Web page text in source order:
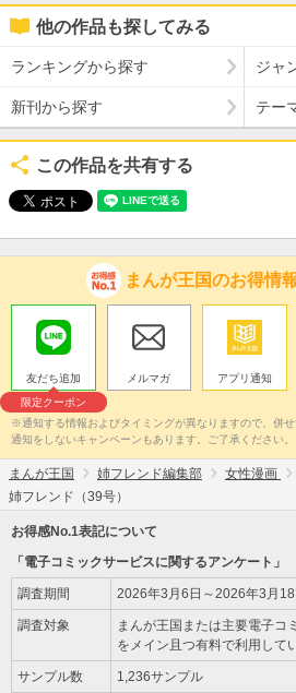
他の作品も探してみる
ランキングから探す ジャ
新刊から探す テー
この作品を共有する
まんが王国のお得情
友だち追加
限定クーポン
メルマガ アプリ通知
※通知する情報およびタイミングが異なりますので、併
通知をしないキャンペーンもあります。ご了承ください。
まんが王国 姉フレンド編集部 女性漫画
姉フレンド（39号）
お得感No.1表記について
「電子コミックサービスに関するアンケート」
調査期間 2026年3月6日～2026年3月18
調査対象
まんが王国または主要電子コ
をメイン且つ有料で利用して
サンプル数 1,236サンプル